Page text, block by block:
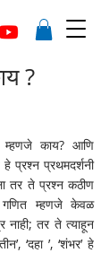
?
म्हणजे काय? आणि
प्रश्न प्रथमदर्शनी
तर ते प्रश्न कठीण
म्हणजे केवळ
नाही; तर ते त्याहून
‘दहा ’, ‘शंभर’ हे